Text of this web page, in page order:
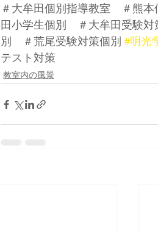
＃大牟田個別指導教室　＃熊
田小学生個別　＃大牟田受験
別　＃荒尾受験対策個別 #明光
テスト対策
教室内の風景